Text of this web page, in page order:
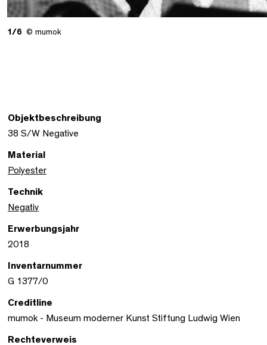
1/6 © mumok
Objektbeschreibung
38 S/W Negative
Material
Polyester
Technik
Negativ
Erwerbungsjahr
2018
Inventarnummer
G 1377/0
Creditline
mumok - Museum moderner Kunst Stiftung Ludwig Wien
Rechteverweis